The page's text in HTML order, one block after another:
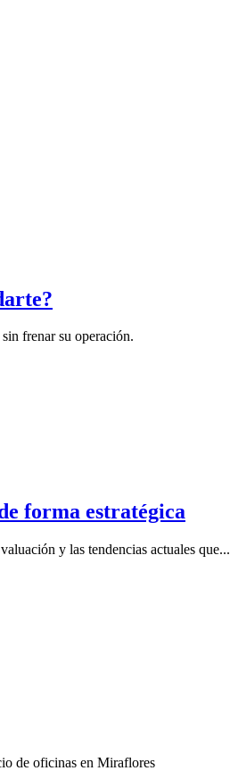
frenar su operación.
forma estratégica
y las tendencias actuales que...
de oficinas en Miraflores